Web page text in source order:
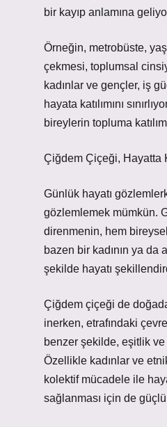
bir kayıp anlamına
Örneğin, metrobüste,
çekmesi, toplumsal
kadınlar ve gençler, iş
hayata katılımını
bireylerin topluma
Çiğdem Çiçeği, Hayatta
Günlük hayatı
gözlemlemek mümkün.
direnmenin, hem
bazen bir kadının ya da
şekilde hayatı
Çiğdem çiçeği de
inerken, etrafındaki
benzer şekilde, eşitlik
Özellikle kadınlar ve
kolektif mücadele ile
sağlanması için de